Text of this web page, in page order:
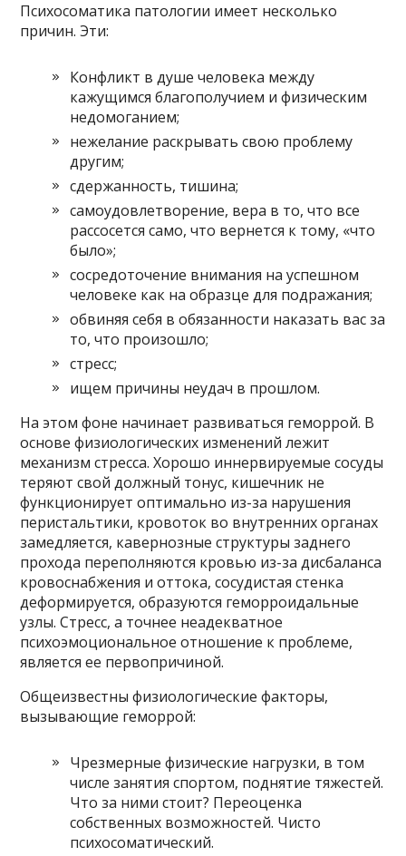
Психосоматика патологии имеет несколько
причин. Эти:
Конфликт в душе человека между
кажущимся благополучием и физическим
недомоганием;
нежелание раскрывать свою проблему
другим;
сдержанность, тишина;
самоудовлетворение, вера в то, что все
рассосется само, что вернется к тому, «что
было»;
сосредоточение внимания на успешном
человеке как на образце для подражания;
обвиняя себя в обязанности наказать вас за
то, что произошло;
стресс;
ищем причины неудач в прошлом.
На этом фоне начинает развиваться геморрой. В
основе физиологических изменений лежит
механизм стресса. Хорошо иннервируемые сосуды
теряют свой должный тонус, кишечник не
функционирует оптимально из-за нарушения
перистальтики, кровоток во внутренних органах
замедляется, кавернозные структуры заднего
прохода переполняются кровью из-за дисбаланса
кровоснабжения и оттока, сосудистая стенка
деформируется, образуются геморроидальные
узлы. Стресс, а точнее неадекватное
психоэмоциональное отношение к проблеме,
является ее первопричиной.
Общеизвестны физиологические факторы,
вызывающие геморрой:
Чрезмерные физические нагрузки, в том
числе занятия спортом, поднятие тяжестей.
Что за ними стоит? Переоценка
собственных возможностей. Чисто
психосоматический.